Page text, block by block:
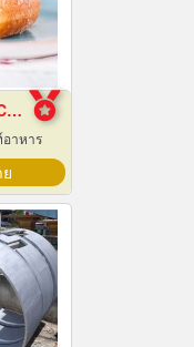
ไส้เบเกอรี่สั่งทำ (Custom bakery fillings)
าหาร